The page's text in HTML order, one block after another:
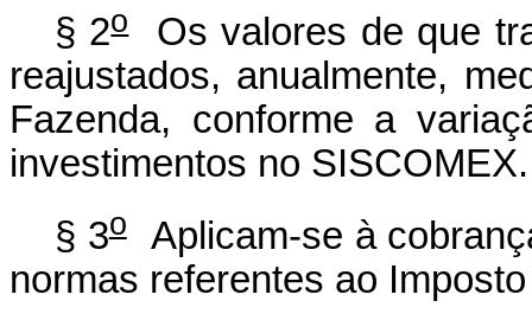
§ 2oOs valores de que
reajustados, anualmente,
Fazenda, conforme a
investimentos no SISCOMEX.
§ 3oAplicam-se à
normas referentes ao